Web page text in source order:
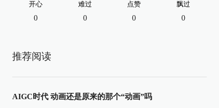
开心
0
难过
0
点赞
0
飘过
0
推荐阅读
AIGC时代 动画还是原来的那个“动画”吗